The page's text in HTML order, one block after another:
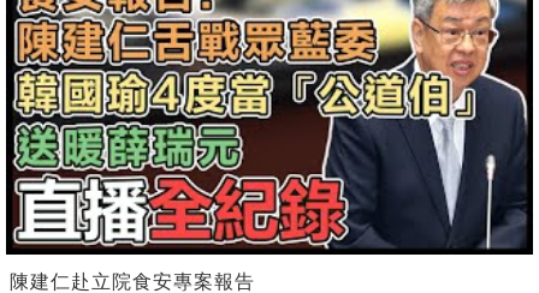
陳建仁赴立院食安專案報告